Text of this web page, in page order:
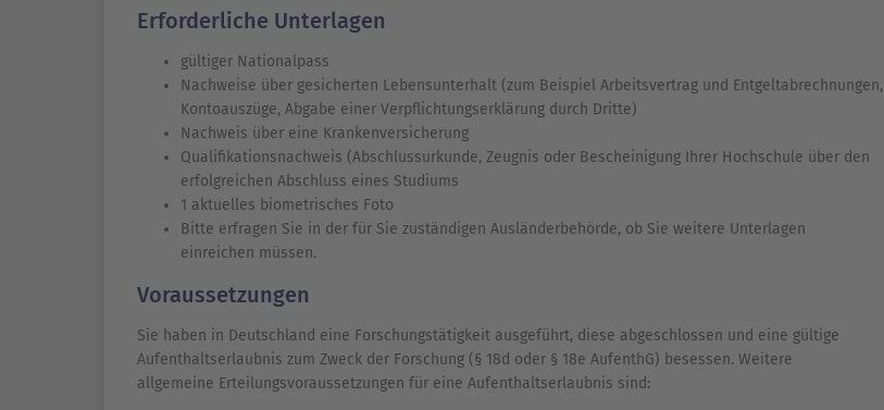
Erforderliche Unterlagen
gültiger Nationalpass
Nachweise über gesicherten Lebensunterhalt (zum Beispiel Arbeitsvertrag und Entgeltabrechnungen,
Kontoauszüge, Abgabe einer Verpflichtungserklärung durch Dritte)
Nachweis über eine Krankenversicherung
Qualifikationsnachweis (Abschlussurkunde, Zeugnis oder Bescheinigung Ihrer Hochschule über den
erfolgreichen Abschluss eines Studiums
1 aktuelles biometrisches Foto
Bitte erfragen Sie in der für Sie zuständigen Ausländerbehörde, ob Sie weitere Unterlagen
einreichen müssen.
Voraussetzungen
Sie haben in Deutschland eine Forschungstätigkeit ausgeführt, diese abgeschlossen und eine gültige
Aufenthaltserlaubnis zum Zweck der Forschung (§ 18d oder § 18e AufenthG) besessen. Weitere
allgemeine Erteilungsvoraussetzungen für eine Aufenthaltserlaubnis sind: